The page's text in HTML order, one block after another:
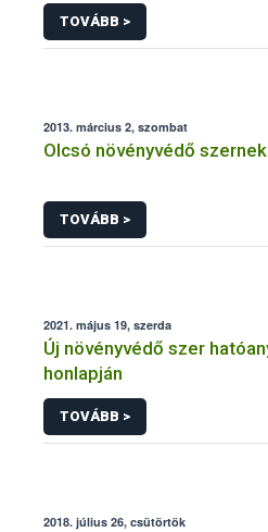
TOVÁBB >
2013. március 2, szombat
Olcsó növényvédő
TOVÁBB >
2021. május 19, szerda
Új növényvédő szer
honlapján
TOVÁBB >
2018. július 26, csütörtök